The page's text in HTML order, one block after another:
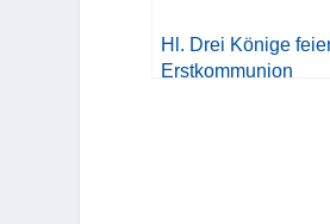
Hl. Drei Könige
Erstkommunion